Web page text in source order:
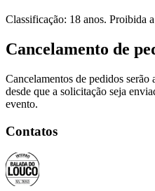
Classificação: 18 anos. Proibida
Cancelamento de
Cancelamentos de pedidos serão
desde que a solicitação seja
evento.
Contatos